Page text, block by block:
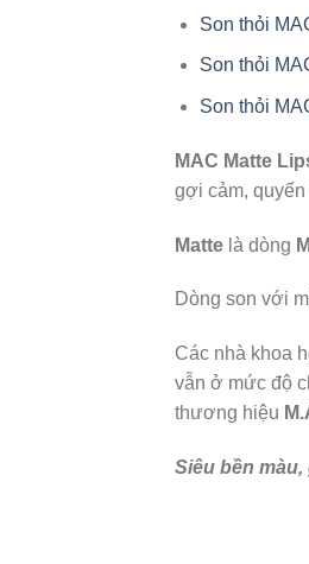
Son thỏi
Son thỏi
Son thỏi
MAC Matte
gợi cảm,
Matte là dòng
Dòng son với
Các nhà khoa
vẫn ở mức độ
thương hiệu
Siêu bền